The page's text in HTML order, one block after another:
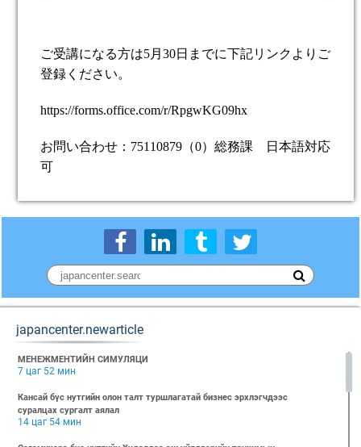
ご受講になる方は5月 30日までに下記リンクよりご
登録ください。
https://forms.office.com/r/RpgwKG09hx
お問い合わせ： 75110879 （0）総務課 日本語対応
可
japancenter.newarticle
МЕНЕЖМЕНТИЙН СИМУЛЯЦИ
7 цаг 52 мин
Кансай бүс нутгийн олон талт туршлагатай бизнес эрхлэгчдээс
суралцах сургалт аялал
14 цаг 54 мин